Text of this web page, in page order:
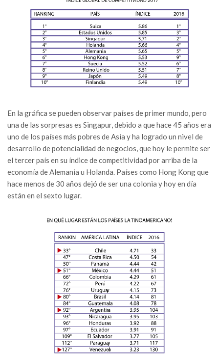
En la gráfica se pueden observar países de primer mundo, pero
una de las sorpresas es Singapur, debido a que hace 45 años era
uno de los países más pobres de Asia y ha logrado un nivel de
desarrollo de potencialidad de negocios, que hoy le permite ser
el tercer país en su índice de competitividad por arriba de la
economía de Alemania u Holanda. Países como Hong Kong que
hace menos de 30 años dejó de ser una colonia y hoy en día
están en el sexto lugar.